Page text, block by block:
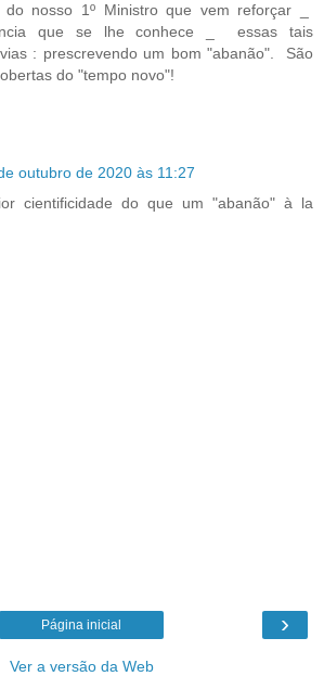
do nosso 1º Ministro que vem reforçar _
que se lhe conhece _ essas tais
: prescrevendo um bom "abanão". São
do "tempo novo"!
outubro de 2020 às 11:27
cientificidade do que um "abanão" à la
›
Página inicial
Ver a versão da Web